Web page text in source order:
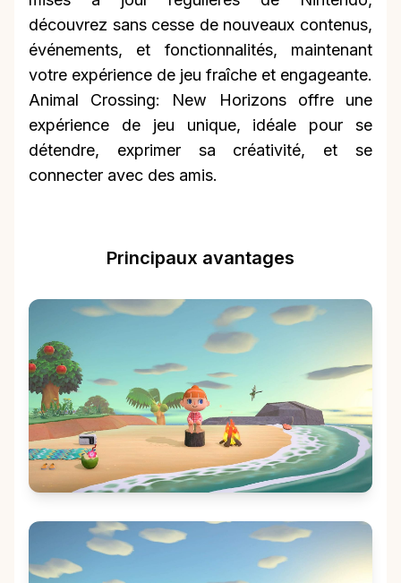
découvrez sans cesse de nouveaux contenus,
événements, et fonctionnalités, maintenant
votre expérience de jeu fraîche et engageante.
Animal Crossing: New Horizons offre une
expérience de jeu unique, idéale pour se
détendre, exprimer sa créativité, et se
connecter avec des amis.
Principaux avantages